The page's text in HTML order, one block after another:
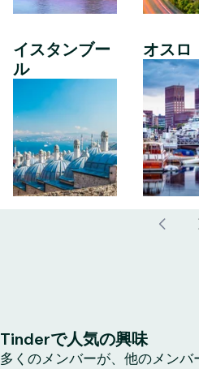
イスタンブー
ル
オスロ
Tinderで人気の興味
多くのメンバーが、他のメン